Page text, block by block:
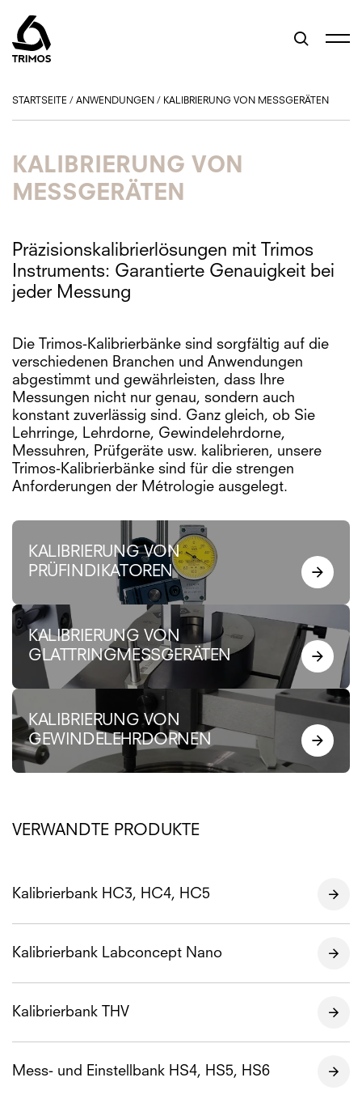
STARTSEITE / ANWENDUNGEN / KALIBRIERUNG VON MESSGERÄTEN
KALIBRIERUNG VON
MESSGERÄTEN
Präzisionskalibrierlösungen mit Trimos
Instruments: Garantierte Genauigkeit bei
jeder Messung
Die Trimos-Kalibrierbänke sind sorgfältig auf die
verschiedenen Branchen und Anwendungen
abgestimmt und gewährleisten, dass Ihre
Messungen nicht nur genau, sondern auch
konstant zuverlässig sind. Ganz gleich, ob Sie
Lehrringe, Lehrdorne, Gewindelehrdorne,
Messuhren, Prüfgeräte usw. kalibrieren, unsere
Trimos-Kalibrierbänke sind für die strengen
Anforderungen der Métrologie ausgelegt.
KALIBRIERUNG VON
PRÜFINDIKATOREN
KALIBRIERUNG VON
GLATTRINGMESSGERÄTEN
KALIBRIERUNG VON
GEWINDELEHRDORNEN
VERWANDTE PRODUKTE
Kalibrierbank HC3, HC4, HC5
Kalibrierbank Labconcept Nano
Kalibrierbank THV
Mess- und Einstellbank HS4, HS5, HS6